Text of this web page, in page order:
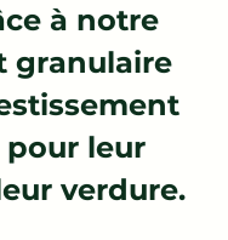
à notre
granulaire
leur
verdure.